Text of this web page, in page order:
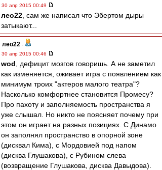
30 апр 2015 00:49
лео22 , сам же написал что Эбертом дыры
затыкают...
лео22 -
30 апр 2015 00:46
wod , дефицит мозгов говоришь. А не заметил
как изменяется, оживает игра с появлением как
минимум троих "актеров малого театра"?
Насколько комфортнее становится Промесу?
Про пахоту и заполняемость пространства я
уже слышал. Но никто не поясняет почему при
этом он играет на разных позициях. С Динамо
он заполнял пространство в опорной зоне
(дисквал Кима), с Мордовией под напом
(дисква Глушакова), с Рубином слева
(возвращение Глушакова, дисква Давыдова).